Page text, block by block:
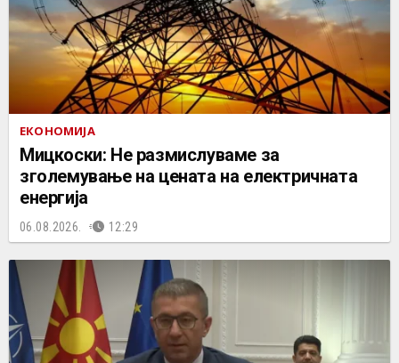
ЕКОНОМИЈА
Мицкоски: Не размислуваме за
зголемување на цената на електричната
енергија
06.08.2026. 12:29